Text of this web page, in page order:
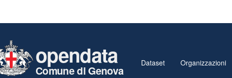
opendata
Comune di Genova
Dataset Organizzazioni